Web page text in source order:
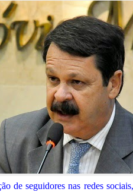
de seguidores nas redes